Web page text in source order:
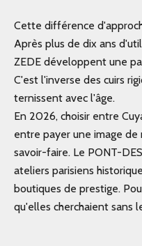
Cette différence
Après plus de dix ans
ZEDE développent une
C'est l'inverse des cuirs
ternissent avec l'âge.
En 2026, choisir entre
entre payer une image de
savoir-faire. Le PONT-
ateliers parisiens
boutiques de prestige.
qu'elles cherchaient sans